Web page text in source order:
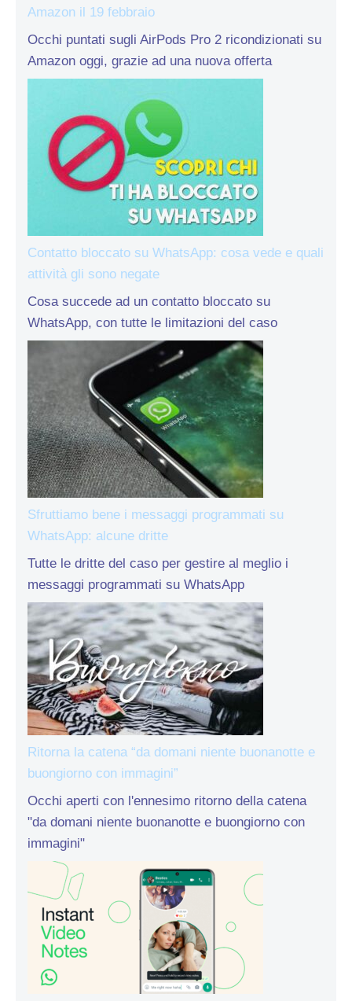
Amazon il 19 febbraio
Occhi puntati sugli AirPods Pro 2 ricondizionati su
Amazon oggi, grazie ad una nuova offerta
Contatto bloccato su WhatsApp: cosa vede e quali
attività gli sono negate
Cosa succede ad un contatto bloccato su
WhatsApp, con tutte le limitazioni del caso
Sfruttiamo bene i messaggi programmati su
WhatsApp: alcune dritte
Tutte le dritte del caso per gestire al meglio i
messaggi programmati su WhatsApp
Ritorna la catena “da domani niente buonanotte e
buongiorno con immagini”
Occhi aperti con l'ennesimo ritorno della catena
"da domani niente buonanotte e buongiorno con
immagini"